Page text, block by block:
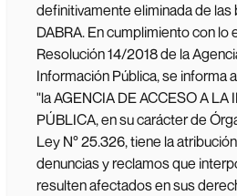
definitivamente eliminada de
DABRA. En cumplimiento con lo
Resolución 14/2018 de la
Información Pública, se informa
"la AGENCIA DE ACCESO A LA
PÚBLICA, en su carácter de
Ley N° 25.326, tiene la
denuncias y reclamos que
resulten afectados en sus